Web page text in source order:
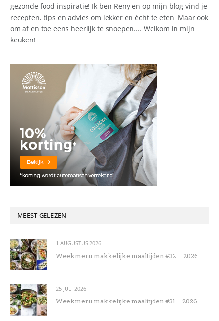
gezonde food inspiratie! Ik ben Reny en op mijn blog vind je
recepten, tips en advies om lekker en écht te eten. Maar ook
om af en toe eens heerlijk te snoepen.... Welkom in mijn
keuken!
MEEST GELEZEN
1 AUGUSTUS 2026
Weekmenu makkelijke maaltijden #32 – 2026
25 JULI 2026
Weekmenu makkelijke maaltijden #31 – 2026